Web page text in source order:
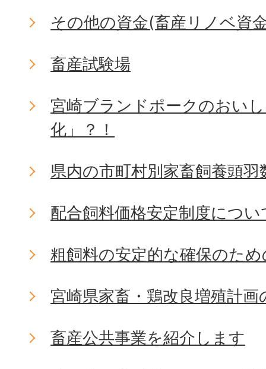
その他の資金(畜産リノベ資
畜産試験場
宮崎ブランドポークのおい
化」？！
県内の市町村別家畜飼養頭
配合飼料価格安定制度につい
粗飼料の安定的な確保のた
宮崎県家畜・鶏改良増殖計
畜産公共事業を紹介します